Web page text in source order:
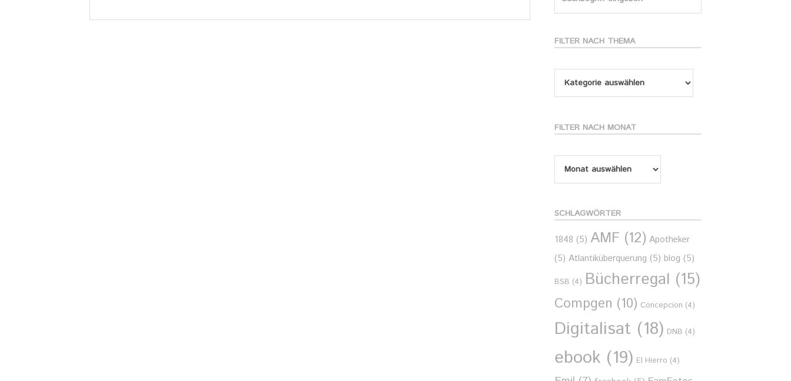
FILTER NACH THEMA
nach
Thema
FILTER NACH MONAT
nach
SCHLAGWÖRTER
1848 (5) AMF (12) Apotheker
(5) Atlantiküberquerung (5) blog (5)
BSB (4) Bücherregal (15)
Compgen (10) Concepcion (4)
Digitalisat (18) DNB (4)
ebook (19) El Hierro (4)